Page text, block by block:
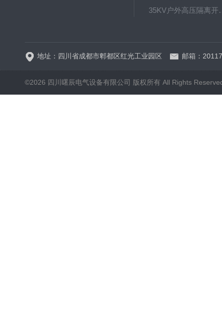
35KV户外
地址：四川省成都市郫都区红光工业园区 邮箱：
©2026 四川曙辰电气设备有限公司 版权所有 All Rights